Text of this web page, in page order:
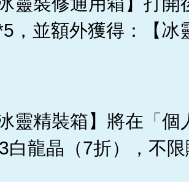
，並額外獲得：【冰
冰靈精裝箱】將在「
白龍晶（7折），不